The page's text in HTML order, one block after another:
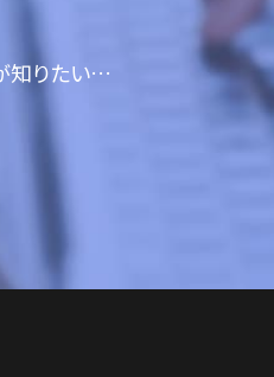
知りたい…